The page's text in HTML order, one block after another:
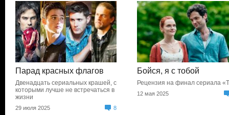
Парад красных флагов
Двенадцать сериальных крашей, с
которыми лучше не встречаться в
жизни
29 июля 2025 8
Бойся, я с тобой
Рецензия на финал сериала
12 мая 2025